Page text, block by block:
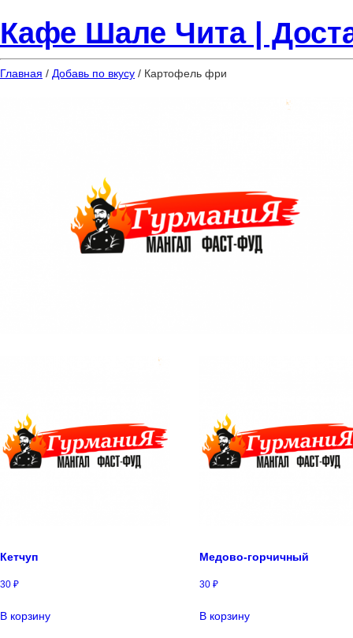
Кафе Шале Чита |
Главная / Добавь по вкусу / Картофель фри
Кетчуп
30 ₽
В корзину
Медово-горчичный
30₽
В корзину